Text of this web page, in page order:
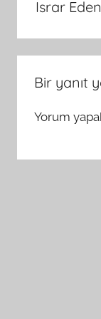
Israr
Bir yanıt
Yorum